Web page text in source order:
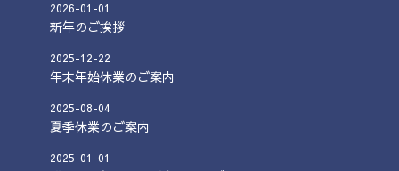
2026-01 -01
新年のご挨拶
2025-12-22
年末年始休業のご案内
2025-08-04
夏季休業のご案内
2025-01 -01